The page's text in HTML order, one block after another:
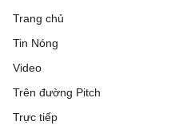
Trang chủ
Tin Nóng
Video
Trên đường Pitch
Trực tiếp